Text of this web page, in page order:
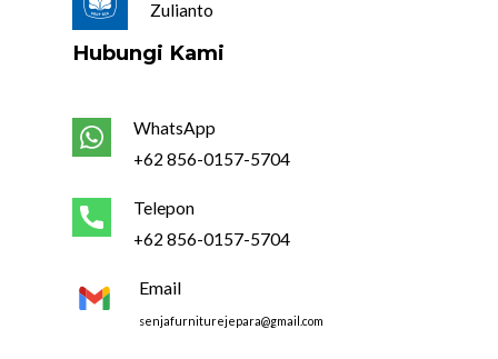
Zulianto
Hubungi Kami
WhatsApp
+62 856-0157-5704
Telepon
+62 856-0157-5704
Email
senjafurniturejepara@gmail.com